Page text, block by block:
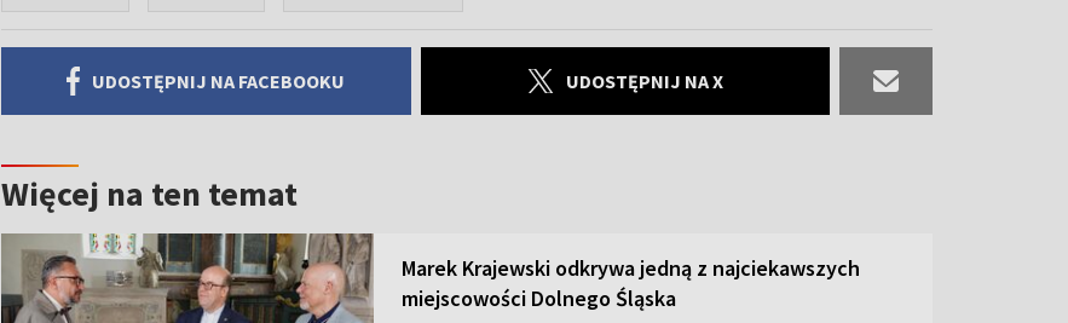
UDOSTĘPNIJ NA FACEBOOKU UDOSTĘPNIJ NA X
Więcej na ten temat
Marek Krajewski odkrywa jedną z najciekawszych
miejscowości Dolnego Śląska